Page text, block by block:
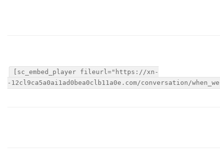
[sc_embed_player fileurl="https://xn-
-12cl9ca5a0ai1ad0bea0clb11a0e.com/conversation/